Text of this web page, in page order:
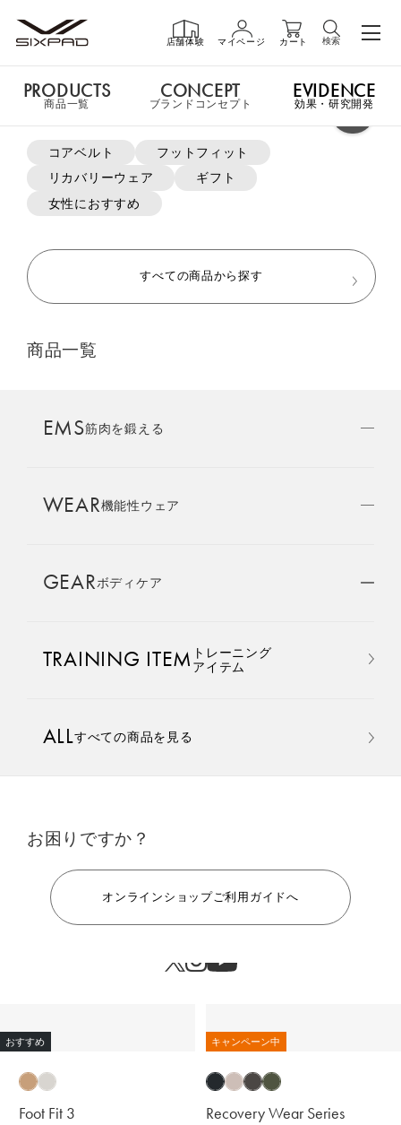
店舗体験 マイページ カート 検索
PRODUCTS商品一覧
GIFT ギフト
LIVE SHOPPING
AMBASSADOR
SIXPAD APP
COLUMN
LARGE ORDER⼤⼝注⽂窓⼝
MULTI EMS
よく検索されているキーワード
コアベルト
フットフィット
リカバリーウェア
ギフト
女性におすすめ
すべての商品から探す
商品一覧
EMS筋肉を鍛える
WEAR機能性ウェア
GEARボディケア
TRAINING ITEM トレーニング
アイテム
ALLすべての商品を見る
お困りですか？
オンラインショップご利用ガイドへ
PRODUCTS
商品一覧
CONCEPT
ブランドコンセプト
EVIDENCE
効果・研究開発
申し訳ございません。この商品には詳細情報がありません。
おすすめ商品・新商品はこちら
手軽に、パワフルに、進化。
おすすめ
Foot Fit 3
キャンペーン中
Recovery Wear Series